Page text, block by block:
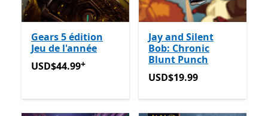
Gears 5 édition
Jeu de l'année
USD$44.99Avec des achats dans l’application
USD$44.99+
Jay and Silent
Bob: Chronic
Blunt Punch
USD$19.99
USD$19.99